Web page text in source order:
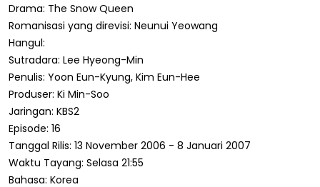
Drama: The Snow Queen
Romanisasi yang direvisi: Neunui Yeowang
Hangul:
Sutradara: Lee Hyeong-Min
Penulis: Yoon Eun-Kyung, Kim Eun-Hee
Produser: Ki Min-Soo
Jaringan: KBS2
Episode: 16
Tanggal Rilis: 13 November 2006 - 8 Januari 2007
Waktu Tayang: Selasa 21:55
Bahasa: Korea